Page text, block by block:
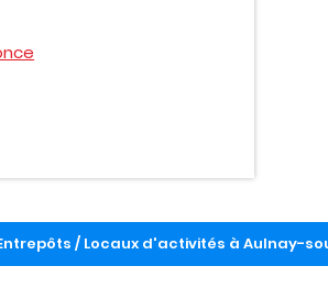
/ Locaux d'activités à Aulnay-